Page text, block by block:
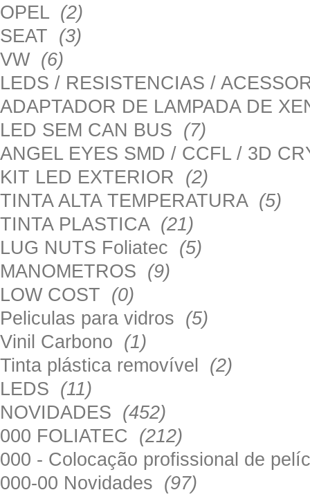
OPEL (2)
SEAT (3)
VW (6)
LEDS / RESISTENCIAS /
ADAPTADOR DE LAMPADA DE
LED SEM CAN BUS (7)
ANGEL EYES SMD / CCFL / 3D
KIT LED EXTERIOR (2)
TINTA ALTA TEMPERATURA (5)
TINTA PLASTICA (21)
LUG NUTS Foliatec (5)
MANOMETROS (9)
LOW COST (0)
Peliculas para vidros (5)
Vinil Carbono (1)
Tinta plástica removível (2)
LEDS (11)
NOVIDADES (452)
000 FOLIATEC (212)
000 - Colocação profissional de
000-00 Novidades (97)